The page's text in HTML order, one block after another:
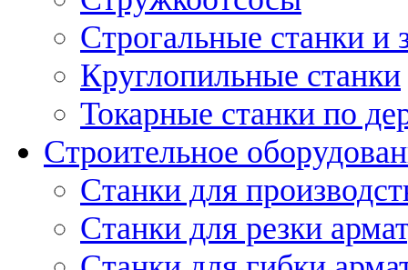
Строгальные станки и
Круглопильные станки
Токарные станки по
Строительное
Станки для
Станки для резки